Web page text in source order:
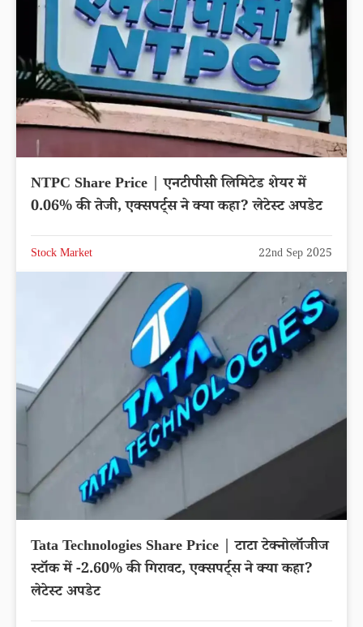
NTPC Share Price | एनटीपीसी लिमिटेड शेयर में
0.06% की तेजी, एक्सपर्ट्स ने क्या कहा? लेटेस्ट अपडेट
Stock Market 22nd Sep 2025
Tata Technologies Share Price | टाटा टेक्नोलॉजीज
स्टॉक में -2.60% की गिरावट, एक्सपर्ट्स ने क्या कहा?
लेटेस्ट अपडेट